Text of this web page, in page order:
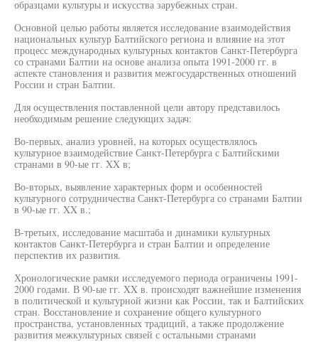
образцами культуры и искусства зарубежных стран.
Основной целью работы является исследование взаимодействия
национальных культур Балтийского региона и влияние на этот
процесс международных культурных контактов Санкт-Петербурга
со странами Балтии на основе анализа опыта 1991-2000 гг. в
аспекте становления и развития межгосударственных отношений
России и стран Балтии.
Для осуществления поставленной цели автору представилось
необходимым решение следующих задач:
Во-первых, анализ уровней, на которых осуществлялось
культурное взаимодействие Санкт-Петербурга с Балтийскими
странами в 90-ые гг. XX в;
Во-вторых, выявление характерных форм и особенностей
культурного сотрудничества Санкт-Петербурга со странами Балтии
в 90-ые гг. XX в.;
В-третьих, исследование масштаба и динамики культурных
контактов Санкт-Петербурга и стран Балтии и определение
перспектив их развития.
Хронологические рамки исследуемого периода ограничены 1991-
2000 годами. В 90-ые гг. XX в. происходят важнейшие изменения
в политической и культурной жизни как России, так и Балтийских
стран. Восстановление и сохранение общего культурного
пространства, установленных традиций, а также продолжение
развития межкультурных связей с остальными странами